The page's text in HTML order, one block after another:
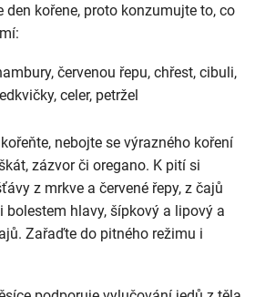
den kořene, proto konzumujte to, co
červenou řepu, chřest, cibuli,
celer, petržel
nebojte se výrazného koření
zázvor či oregano. K pití si
z mrkve a červené řepy, z čajů
bolestem hlavy, šípkový a lipový a
Zařaďte do pitného režimu i